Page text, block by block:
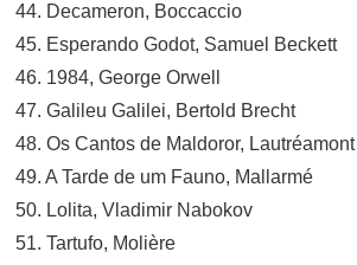
44. Decameron, Boccaccio
45. Esperando Godot, Samuel Beckett
46. 1984, George Orwell
47. Galileu Galilei, Bertold Brecht
48. Os Cantos de Maldoror, Lautréamont
49. A Tarde de um Fauno, Mallarmé
50. Lolita, Vladimir Nabokov
51. Tartufo, Molière